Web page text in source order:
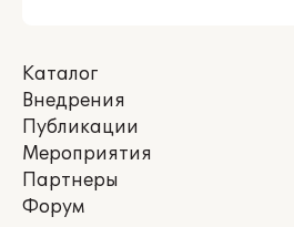
Каталог
Внедрения
Публикации
Мероприятия
Партнеры
Форум